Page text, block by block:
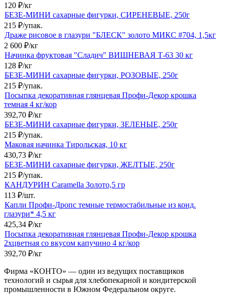
120 ₽/кг
БЕЗЕ-МИНИ сахарные фигурки, СИРЕНЕВЫЕ, 250г
215 ₽/упак.
Драже рисовое в глазури "БЛЕСК" золото МИКС #704, 1,5кг
2 600 ₽/кг
Начинка фруктовая "Сладич" ВИШНЕВАЯ Т-63 30 кг
128 ₽/кг
БЕЗЕ-МИНИ сахарные фигурки, РОЗОВЫЕ, 250г
215 ₽/упак.
Посыпка декоративная глянцевая Профи-Декор крошка
темная 4 кг/кор
392,70 ₽/кг
БЕЗЕ-МИНИ сахарные фигурки, ЗЕЛЕНЫЕ, 250г
215 ₽/упак.
Маковая начинка Тирольская, 10 кг
430,73 ₽/кг
БЕЗЕ-МИНИ сахарные фигурки, ЖЕЛТЫЕ, 250г
215 ₽/упак.
КАНДУРИН Caramella Золото,5 гр
113 ₽/шт.
Капли Профи-Дропс темные термостабильные из конд.
глазури* 4,5 кг
425,34 ₽/кг
Посыпка декоративная глянцевая Профи-Декор крошка
2хцветная со вкусом капучино 4 кг/кор
392,70 ₽/кг
Фирма «КОНТО» — один из ведущих поставщиков
технологий и сырья для хлебопекарной и кондитерской
промышленности в Южном Федеральном округе.